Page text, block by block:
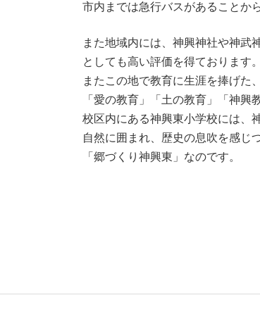
市内までは急行バスがあることか
また地域内には、神興神社や神武
としても高い評価を得ております。
またこの地で教育に生涯を捧げた
「愛の教育」「土の教育」「神興
校区内にある神興東小学校には、
自然に囲まれ、歴史の息吹を感じ
「郷づくり神興東」なのです。